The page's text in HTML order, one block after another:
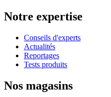
Notre expertise
Conseils d'experts
Actualités
Reportages
Tests produits
Nos magasins